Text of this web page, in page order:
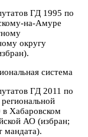
ГД 1995 по
на-Амуре
округу
система
ГД 2011 по
Хабаровском
АО (избран;
мандата).